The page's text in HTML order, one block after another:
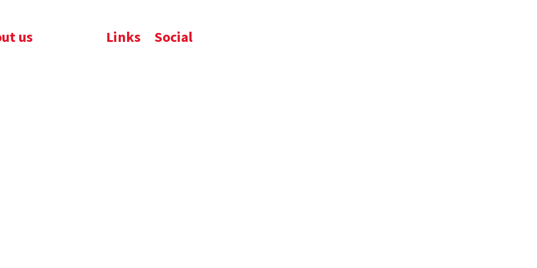
us Links Social